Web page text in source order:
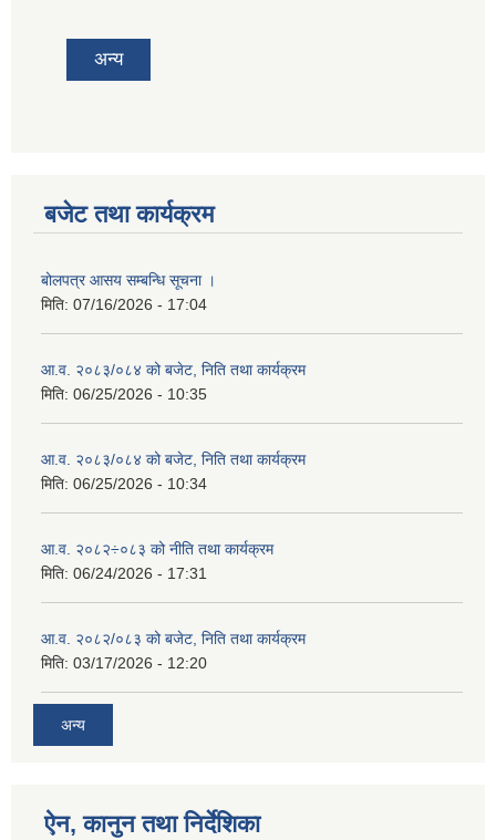
अन्य
बजेट तथा कार्यक्रम
बोलपत्र आसय सम्बन्धि सूचना ।
मिति: 07/16/2026 - 17:04
आ.व. २०८३/०८४ को बजेट, निति तथा कार्यक्रम
मिति: 06/25/2026 - 10:35
आ.व. २०८३/०८४ को बजेट, निति तथा कार्यक्रम
मिति: 06/25/2026 - 10:34
आ.व. २०८२÷०८३ को नीति तथा कार्यक्रम
मिति: 06/24/2026 - 17:31
आ.व. २०८२/०८३ को बजेट, निति तथा कार्यक्रम
मिति: 03/17/2026 - 12:20
अन्य
ऐन, कानुन तथा निर्देशिका